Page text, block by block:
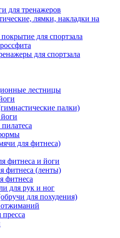
для тренажеров
лямки, накладки на
для спортзала
для спортзала
лестницы
палки)
для фитнеса)
фитнеса и йоги
фитнеса (ленты)
фитнеса
для рук и ног
для похудения)